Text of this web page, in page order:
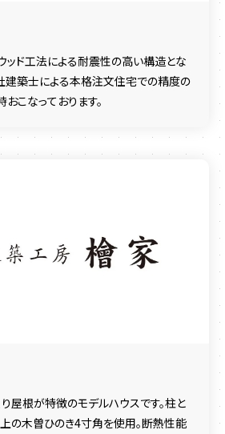
ッド工法による耐震性の高い構造とな
建築士による本格注文住宅での精度の
こなっております。
屋根が特徴のモデルハウスです。柱と
の木曽ひのき4寸角を使用。断熱性能